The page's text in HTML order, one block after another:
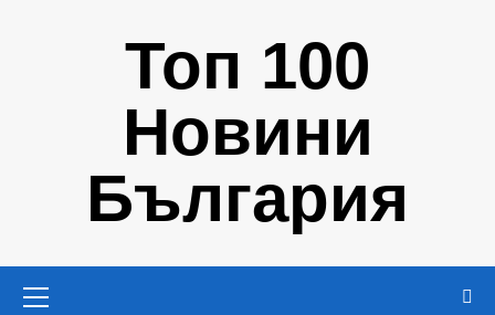
Топ 100
Новини
България
Menu